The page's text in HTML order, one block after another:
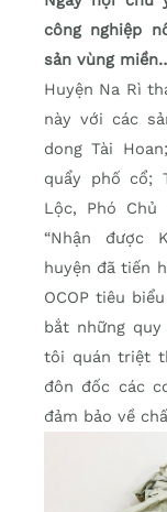
công nghiệp
sản vùng
Huyện Na Rì
này với các
dong Tài
quẩy phố cổ;
Lộc, Phó
“Nhận được
huyện đã tiến
OCOP tiêu
bắt những
tôi quán triệt
đôn đốc các
đảm bảo về